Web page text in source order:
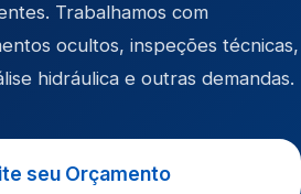
Trabalhamos com
ocultos, inspeções técnicas,
hidráulica e outras demandas.
seu Orçamento